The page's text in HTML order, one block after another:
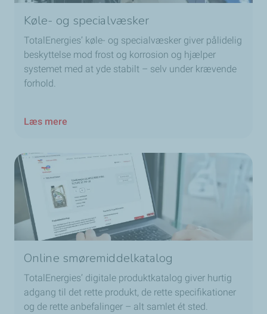
Køle- og specialvæsker
TotalEnergies’ køle- og specialvæsker giver pålidelig
beskyttelse mod frost og korrosion og hjælper
systemet med at yde stabilt – selv under krævende
forhold.
Læs mere
Online smøremiddelkatalog
TotalEnergies’ digitale produktkatalog giver hurtig
adgang til det rette produkt, de rette specifikationer
og de rette anbefalinger – alt samlet ét sted.